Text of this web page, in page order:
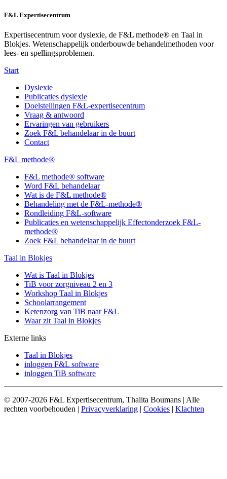
F&L Expertisecentrum
Expertisecentrum voor dyslexie, de F&L methode® en Taal in
Blokjes. Wetenschappelijk onderbouwde behandelmethoden voor
lees- en spellingsproblemen.
Start
Dyslexie
Publicaties dyslexie
Doelstellingen F&L-expertisecentrum
Vraag & antwoord
Ervaringen van gebruikers
Zoek F&L behandelaar in de buurt
Contact
F&L methode®
F&L methode® software
Word F&L behandelaar
Wat is de F&L methode®
Behandeling met de F&L-methode®
Rondleiding F&L-software
Publicaties en wetenschappelijk Effectonderzoek F&L-
methode®
Zoek F&L behandelaar in de buurt
Taal in Blokjes
Wat is Taal in Blokjes
TiB voor zorgniveau 2 en 3
Workshop Taal in Blokjes
Schoolarrangement
Ketenzorg van TiB naar F&L
Waar zit Taal in Blokjes
Externe links
Taal in Blokjes
inloggen F&L software
inloggen TiB software
© 2007-2026 F&L Expertisecentrum, Thalita Boumans | Alle
rechten voorbehouden | Privacyverklaring | Cookies | Klachten